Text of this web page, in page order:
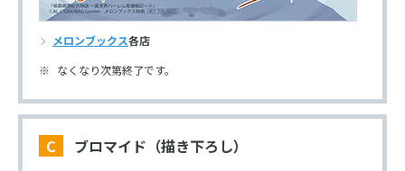
メロンブックス各店
なくなり次第終了です。
C ブロマイド（描き下ろし）